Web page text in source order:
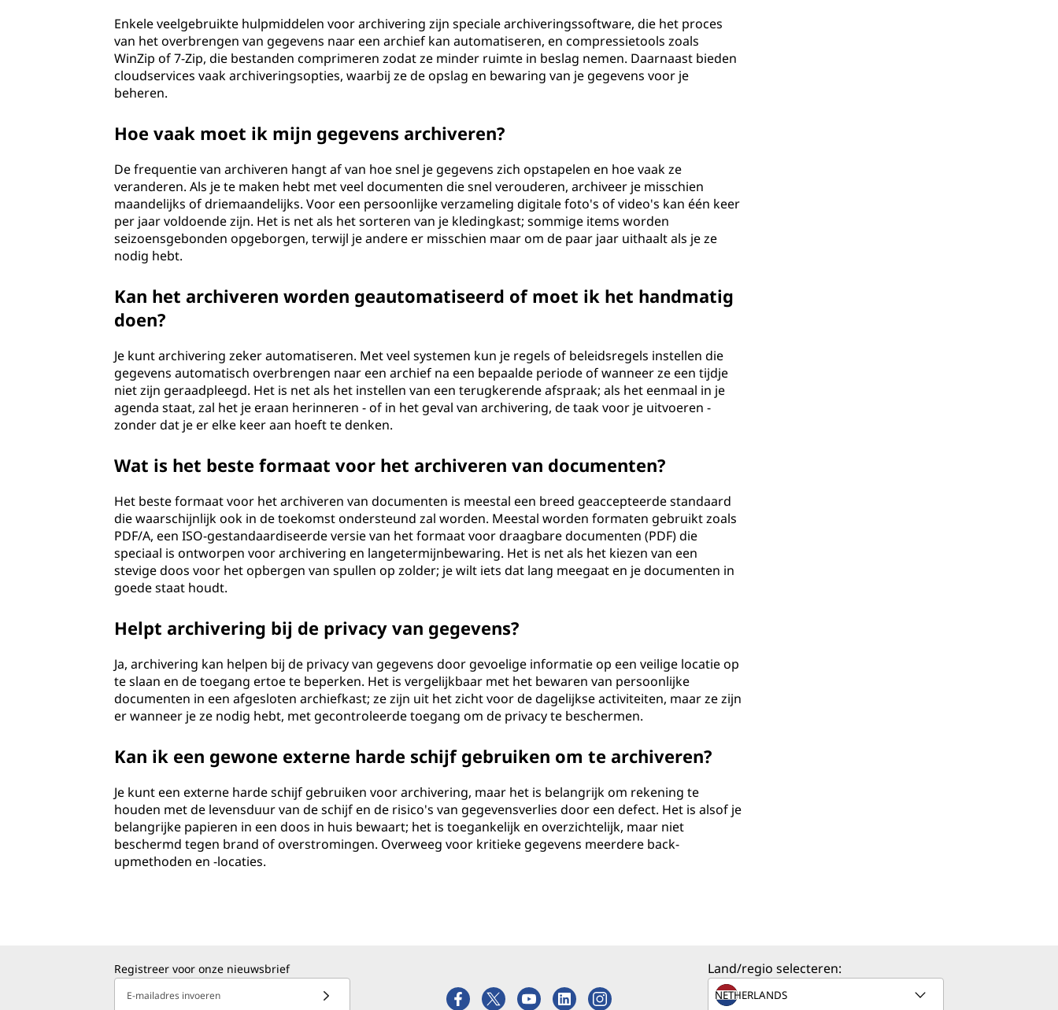
Enkele veelgebruikte hulpmiddelen voor archivering zijn speciale archiveringssoftware, die het proces
van het overbrengen van gegevens naar een archief kan automatiseren, en compressietools zoals
WinZip of 7-Zip, die bestanden comprimeren zodat ze minder ruimte in beslag nemen. Daarnaast bieden
cloudservices vaak archiveringsopties, waarbij ze de opslag en bewaring van je gegevens voor je
beheren.
Hoe vaak moet ik mijn gegevens archiveren?
De frequentie van archiveren hangt af van hoe snel je gegevens zich opstapelen en hoe vaak ze
veranderen. Als je te maken hebt met veel documenten die snel verouderen, archiveer je misschien
maandelijks of driemaandelijks. Voor een persoonlijke verzameling digitale foto's of video's kan één keer
per jaar voldoende zijn. Het is net als het sorteren van je kledingkast; sommige items worden
seizoensgebonden opgeborgen, terwijl je andere er misschien maar om de paar jaar uithaalt als je ze
nodig hebt.
Kan het archiveren worden geautomatiseerd of moet ik het handmatig
doen?
Je kunt archivering zeker automatiseren. Met veel systemen kun je regels of beleidsregels instellen die
gegevens automatisch overbrengen naar een archief na een bepaalde periode of wanneer ze een tijdje
niet zijn geraadpleegd. Het is net als het instellen van een terugkerende afspraak; als het eenmaal in je
agenda staat, zal het je eraan herinneren - of in het geval van archivering, de taak voor je uitvoeren -
zonder dat je er elke keer aan hoeft te denken.
Wat is het beste formaat voor het archiveren van documenten?
Het beste formaat voor het archiveren van documenten is meestal een breed geaccepteerde standaard
die waarschijnlijk ook in de toekomst ondersteund zal worden. Meestal worden formaten gebruikt zoals
PDF/A, een ISO-gestandaardiseerde versie van het formaat voor draagbare documenten (PDF) die
speciaal is ontworpen voor archivering en langetermijnbewaring. Het is net als het kiezen van een
stevige doos voor het opbergen van spullen op zolder; je wilt iets dat lang meegaat en je documenten in
goede staat houdt.
Helpt archivering bij de privacy van gegevens?
Ja, archivering kan helpen bij de privacy van gegevens door gevoelige informatie op een veilige locatie op
te slaan en de toegang ertoe te beperken. Het is vergelijkbaar met het bewaren van persoonlijke
documenten in een afgesloten archiefkast; ze zijn uit het zicht voor de dagelijkse activiteiten, maar ze zijn
er wanneer je ze nodig hebt, met gecontroleerde toegang om de privacy te beschermen.
Kan ik een gewone externe harde schijf gebruiken om te archiveren?
Je kunt een externe harde schijf gebruiken voor archivering, maar het is belangrijk om rekening te
houden met de levensduur van de schijf en de risico's van gegevensverlies door een defect. Het is alsof je
belangrijke papieren in een doos in huis bewaart; het is toegankelijk en overzichtelijk, maar niet
beschermd tegen brand of overstromingen. Overweeg voor kritieke gegevens meerdere back-
upmethoden en -locaties.
Registreer voor onze nieuwsbrief
E-mailadres invoeren
Land/regio selecteren: